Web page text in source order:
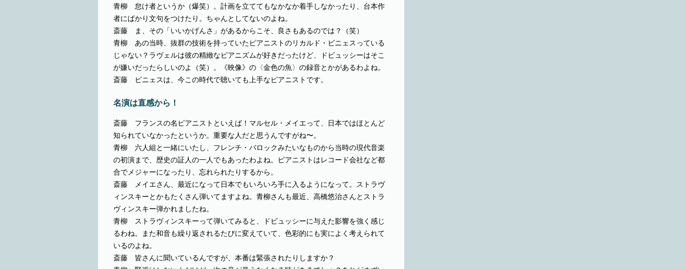
青柳 怠け者というか（爆笑）。計画を立ててもなかなか着手しなかったり、台本作
者にばかり文句をつけたり。ちゃんとしてないのよね。
斎藤 ま、その「いいかげんさ」があるからこそ、良さもあるのでは？（笑）
青柳 あの当時、抜群の技術を持っていたピアニストのリカルド・ビニェスっている
じゃない？ラヴェルは彼の精緻なピアニズムが好きだったけど、ドビュッシーはそこ
が嫌いだったらしいのよ（笑）。《映像》の〈金色の魚〉の録音とかがあるわよね。
斎藤 ビニェスは、今この時代で聴いても上手なピアニストです。
名演は直感から！
斎藤 フランスの名ピアニストといえば！マルセル・メイエって、日本ではほとんど
知られていなかったというか。重要な人だと思うんですがね〜。
青柳 六人組と一緒にいたし、フレンチ・バロックみたいなものから当時の現代音楽
の初演まで、歴史の証人の一人でもあったわよね。ピアニストはレコード会社など都
合でメジャーになったり、忘れられたりするから。
斎藤 メイエさん、最近になって日本でもいろいろ手に入るようになって。ストラヴ
ィンスキーとかもたくさん弾いてますよね。青柳さんも最近、高橋悠治さんとストラ
ヴィンスキー弾かれましたね。
青柳 ストラヴィンスキーって弾いてみると、ドビュッシーに与えた影響を強く感じ
るわね。また和音も繰り返されるたびに変えていて、色彩的にも実によく考えられて
いるのよね。
斎藤 皆さんに聞いているんですが、本番は緊張されたりしますか？